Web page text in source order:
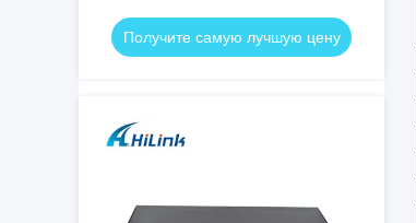
Получите самую лучшую цену